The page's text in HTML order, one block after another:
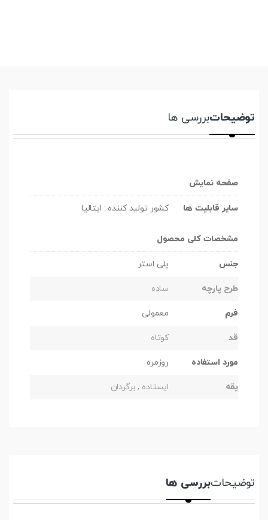
توضیحاتبررسی ها
صفحه نمایش
سایر قابلیت ها کشور تولید کننده : ایتالیا
مشخصات کلی محصول
جنس پلی استر
طرح پارچه ساده
فرم معمولی
قد کوتاه
مورد استفاده روزمره
یقه ایستاده , برگردان
توضیحاتبررسی ها